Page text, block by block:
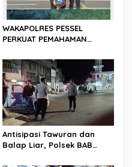
WAKAPOLRES PESSEL
PERKUAT PEMAHAMAN
IMPLEMENTASI 10
COMMANDER WISH KAPOLDA
SUMBAR
Antisipasi Tawuran dan
Balap Liar, Polsek BAB